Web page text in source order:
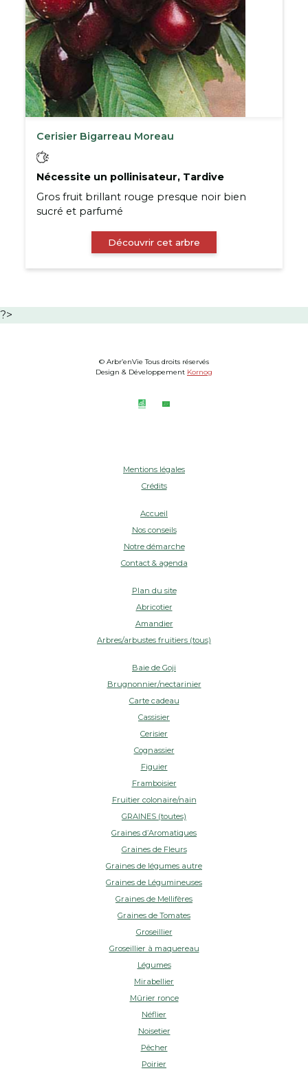
Cerisier Bigarreau Moreau
Nécessite un pollinisateur, Tardive
Gros fruit brillant rouge presque noir bien
sucré et parfumé
Découvrir cet arbre
?>
© Arbr’enVie Tous droits réservés
Design & Développement Kornog
Mentions légales
Crédits
Accueil
Nos conseils
Notre démarche
Contact & agenda
Plan du site
Abricotier
Amandier
Arbres/arbustes fruitiers (tous)
Baie de Goji
Brugnonnier/nectarinier
Carte cadeau
Cassisier
Cerisier
Cognassier
Figuier
Framboisier
Fruitier colonaire/nain
GRAINES (toutes)
Graines d’Aromatiques
Graines de Fleurs
Graines de légumes autre
Graines de Légumineuses
Graines de Mellifères
Graines de Tomates
Groseillier
Groseillier à maquereau
Légumes
Mirabellier
Mûrier ronce
Néflier
Noisetier
Pêcher
Poirier